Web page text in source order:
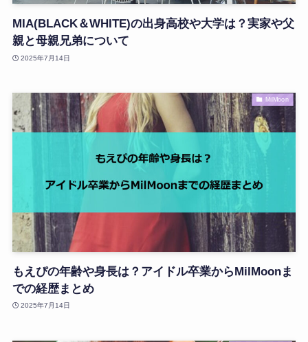
MIA(BLACK＆WHITE)の出身高校や大学は？実家や父
親と母親兄弟について
2025年7月14日
MilMoon
もえぴの年齢や身長は？アイドル卒業からMilMoonま
での経歴まとめ
2025年7月14日